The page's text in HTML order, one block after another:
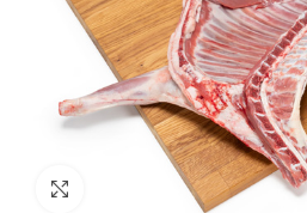
Click to enlarge